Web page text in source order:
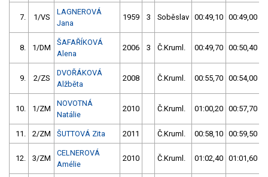
7. 1/VS
LAGNEROVÁ
Jana
1959 3 Soběslav 00:49,10 00:49,00
8. 1/DM
ŠAFAŘÍKOVÁ
Alena
2006 3 Č.Kruml. 00:49,70 00:50,40
9. 2/ZS
DVOŘÁKOVÁ
Alžběta
2008 Č.Kruml. 00:55,70 00:54,00
10. 1/ZM
NOVOTNÁ
Natálie
2010 Č.Kruml. 01:00,20 00:57,70
11. 2/ZM ŠUTTOVÁ Zita 2011 Č.Kruml. 00:58,10 00:59,50
12. 3/ZM
CELNEROVÁ
Amélie
2010 Č.Kruml. 01:02,40 01:01,60